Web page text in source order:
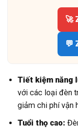
🚀
💬
Tiết kiệm năng
với các loại đèn
giảm chi phí vận
Tuổi thọ cao: